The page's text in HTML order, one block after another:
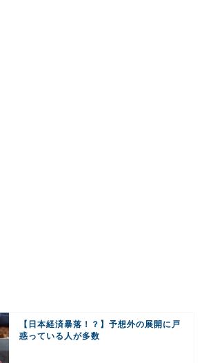
【日本経済暴落！？】予想外の展開に戸
惑っている人が多数